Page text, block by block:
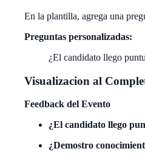
En la plantilla, agrega una
Preguntas personalizadas:
¿El candidato llego
Visualizacion al
Feedback del Evento
¿El candidato llego
¿Demostro